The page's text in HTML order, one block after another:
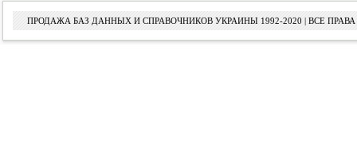
ПРОДАЖА БАЗ ДАННЫХ И СПРАВОЧНИКОВ УКРАИНЫ 1992-2020 | ВСЕ